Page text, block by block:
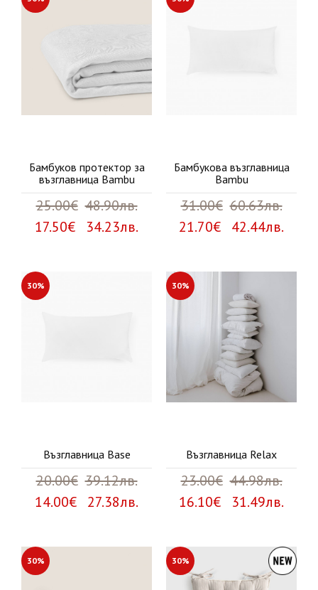
Бамбуков протектор за
възглавница Bambu
25.00€ 48.90лв.
17.50€ 34.23лв.
Бамбукова възглавница
Bambu
31.00€ 60.63лв.
21.70€ 42.44лв.
30%
Възглавница Base
20.00€ 39.12лв.
14.00€ 27.38лв.
30%
Възглавница Relax
23.00€ 44.98лв.
16.10€ 31.49лв.
30% 30%